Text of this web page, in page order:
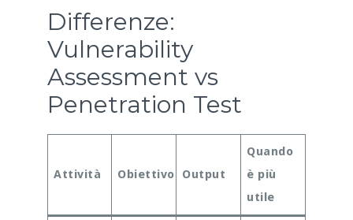
Differenze:
Vulnerability
Assessment vs
Penetration Test
Attività Obiettivo Output
Quando
è più
utile